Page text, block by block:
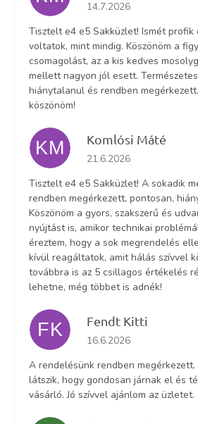
14.7.2026
Tisztelt e4 e5 Sakküzlet! Ismét profik
voltatok, mint mindig. Köszönöm a
csomagolást, az a kis kedves
mellett nagyon jól esett.
hiánytalanul és rendben
köszönöm!
KM Komlósi Máté
Az áruház értékelése 5-
21.6.2026
Tisztelt e4 e5 Sakküzlet! A sokadik
rendben megérkezett, pontosan,
Köszönöm a gyors, szakszerű és
nyújtást is, amikor technikai
éreztem, hogy a sok megrendelés
kívül reagáltatok, amit hálás szívvel
továbbra is az 5 csillagos értékelés
lehetne, még többet is adnék!
FK Fendt Kitti
Az áruház értékelése 5-
16.6.2026
A rendelésünk rendben
látszik, hogy gondosan járnak el és
vásárló. Jó szívvel ajánlom az üzletet.